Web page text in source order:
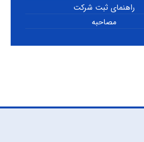
راهنمای ثبت شرکت
مصاحبه